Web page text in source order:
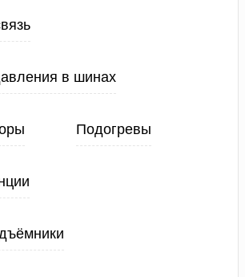
в шинах
Подогревы